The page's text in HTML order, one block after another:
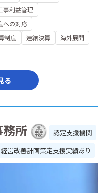
事利益管理
への対応
制度 連結決算
海外展開
る
務所
認定支援機関
経営改善計画策定支援実績あり